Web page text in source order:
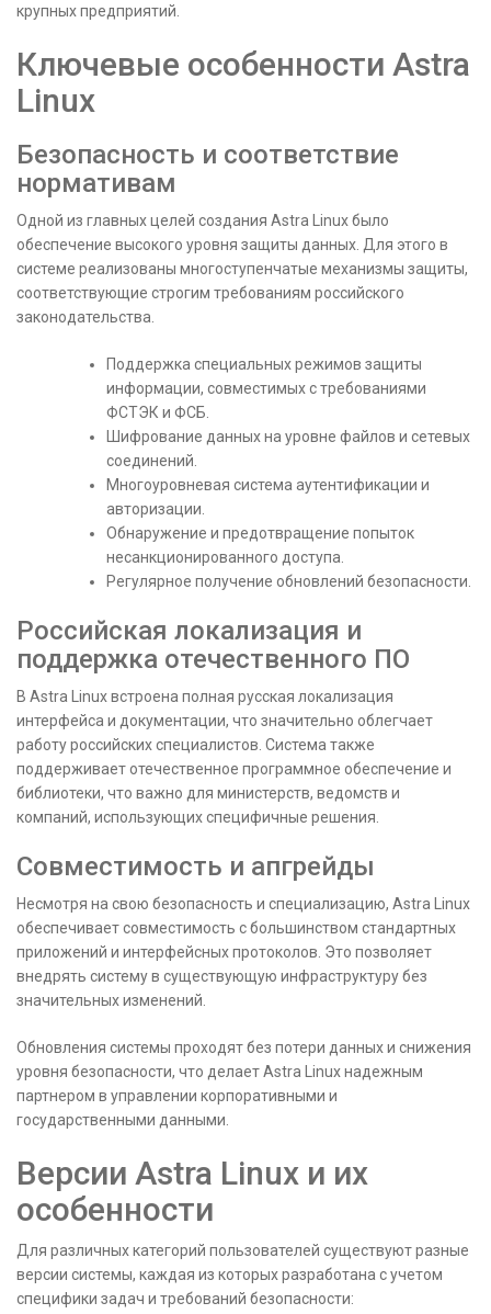
крупных предприятий.
Ключевые особенности Astra
Linux
Безопасность и соответствие
нормативам
Одной из главных целей создания Astra Linux было
обеспечение высокого уровня защиты данных. Для этого в
системе реализованы многоступенчатые механизмы защиты,
соответствующие строгим требованиям российского
законодательства.
Поддержка специальных режимов защиты
информации, совместимых с требованиями
ФСТЭК и ФСБ.
Шифрование данных на уровне файлов и сетевых
соединений.
Многоуровневая система аутентификации и
авторизации.
Обнаружение и предотвращение попыток
несанкционированного доступа.
Регулярное получение обновлений безопасности.
Российская локализация и
поддержка отечественного ПО
В Astra Linux встроена полная русская локализация
интерфейса и документации, что значительно облегчает
работу российских специалистов. Система также
поддерживает отечественное программное обеспечение и
библиотеки, что важно для министерств, ведомств и
компаний, использующих специфичные решения.
Совместимость и апгрейды
Несмотря на свою безопасность и специализацию, Astra Linux
обеспечивает совместимость с большинством стандартных
приложений и интерфейсных протоколов. Это позволяет
внедрять систему в существующую инфраструктуру без
значительных изменений.
Обновления системы проходят без потери данных и снижения
уровня безопасности, что делает Astra Linux надежным
партнером в управлении корпоративными и
государственными данными.
Версии Astra Linux и их
особенности
Для различных категорий пользователей существуют разные
версии системы, каждая из которых разработана с учетом
специфики задач и требований безопасности: